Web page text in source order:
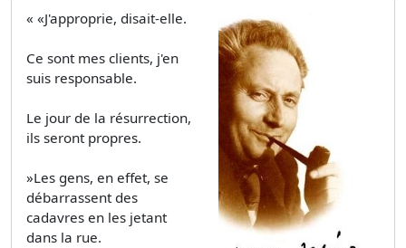
« «J'approprie, disait-elle.
Ce sont mes clients, j'en
suis responsable.
Le jour de la résurrection,
ils seront propres.
»Les gens, en effet, se
débarrassent des
cadavres en les jetant
dans la rue.